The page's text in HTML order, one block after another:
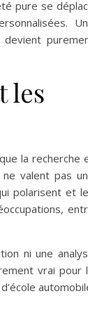
pure se
devient
les
la recherche
valent pas
polarisent et
ni une
vrai pour